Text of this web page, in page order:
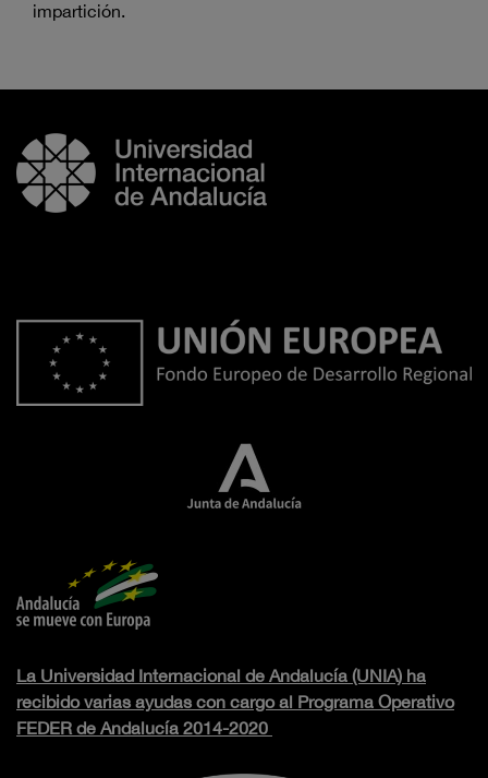
impartición.
La Universidad Internacional de Andalucía (UNIA) ha
recibido varias ayudas con cargo al Programa Operativo
FEDER de Andalucía 2014-2020